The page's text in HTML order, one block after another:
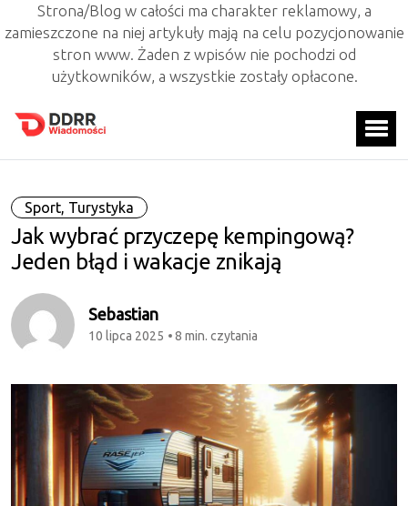
Strona/Blog w całości ma charakter reklamowy, a
zamieszczone na niej artykuły mają na celu pozycjonowanie
stron www. Żaden z wpisów nie pochodzi od
użytkowników, a wszystkie zostały opłacone.
Sport, Turystyka
Jak wybrać przyczepę kempingową?
Jeden błąd i wakacje znikają
Sebastian
10 lipca 2025 8 min. czytania